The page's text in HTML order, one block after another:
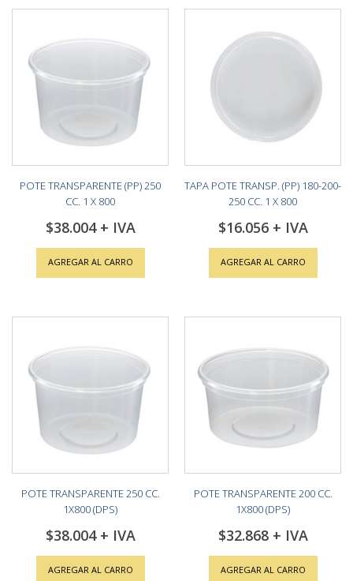
POTE TRANSPARENTE (PP) 250
CC. 1 X 800
$38.004
AGREGAR AL CARRO
TAPA POTE TRANSP. (PP) 180-200-
250 CC. 1 X 800
$16.056
AGREGAR AL CARRO
POTE TRANSPARENTE 250 CC.
1X800 (DPS)
$38.004
AGREGAR AL CARRO
POTE TRANSPARENTE 200 CC.
1X800 (DPS)
$32.868
AGREGAR AL CARRO